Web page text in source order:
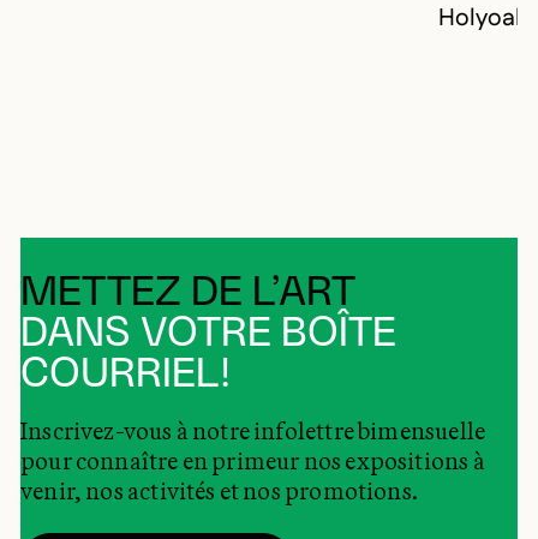
METTEZ DE L’ART
DANS VOTRE BOÎTE
COURRIEL!
Inscrivez-vous à notre infolettre bimensuelle
pour connaître en primeur nos expositions à
venir, nos activités et nos promotions.